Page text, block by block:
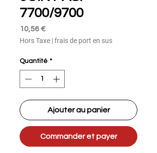
7700/9700
10,56 €Prix
Hors Taxe |frais de port en sus
Quantité *
Ajouter au panier
Commander et payer